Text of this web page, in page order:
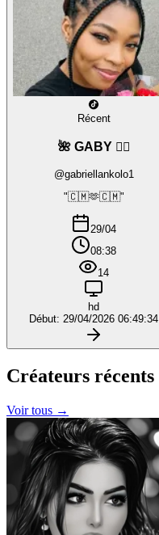
Récent
🌺 GABY ❤️‍🔥
@gabriellankolo1
"🇨🇲🫶🇨🇲"
29/04
08:38
14
hd
Début: 29/04/2026 06:49:34
Créateurs récents
Voir tous →